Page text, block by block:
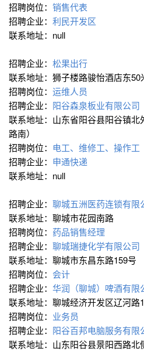
招聘岗位： 销售代表
招聘企业： 利民开发区
联系地址：null
招聘企业： 松果出行
联系地址：狮子楼路骏怡酒店东50
招聘岗位： 运维人员
招聘企业： 阳谷森泉板业有限公司
联系地址：山东省阳谷县阳谷镇
路南）
招聘岗位： 电工、维修工、操作工
招聘企业： 申通快递
联系地址：null
招聘企业： 聊城五洲医药连锁有限
联系地址：聊城市花园南路
招聘岗位： 药品销售经理
招聘企业： 聊城瑞捷化学有限公司
联系地址：聊城市东昌东路159号
招聘岗位： 会计
招聘企业： 华润（聊城）啤酒有限
联系地址：聊城经济开发区辽河路
招聘岗位： 业务员
招聘企业： 阳谷百邦电脑服务有限
联系地址：山东阳谷县景阳西路北